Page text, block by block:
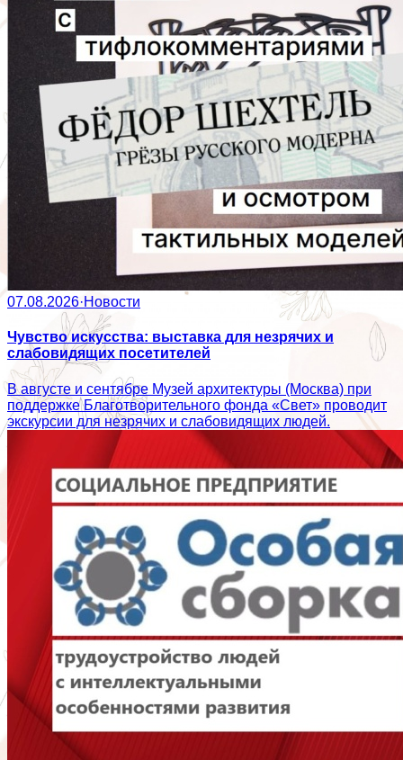
07.08.2026·Новости
Чувство искусства: выставка для незрячих и
слабовидящих посетителей
В августе и сентябре Музей архитектуры (Москва) при
поддержке Благотворительного фонда «Свет» проводит
экскурсии для незрячих и слабовидящих людей.